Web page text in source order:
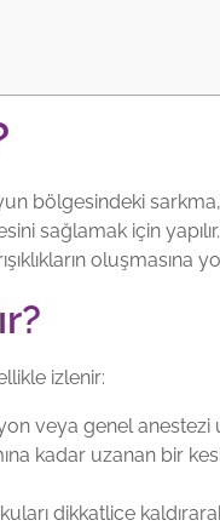
sarkma,
sağlamak için
oluşmasına
izlenir:
veya genel anestezi
kadar uzanan bir
dikkatlice